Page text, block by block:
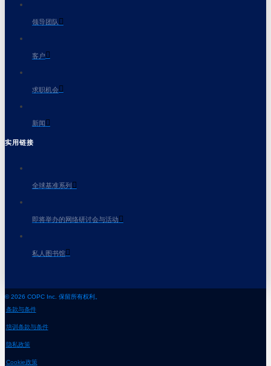
领导团队
客户
求职机会
新闻
实用链接
全球基准系列
即将举办的网络研讨会与活动
私人图书馆
© 2026 COPC Inc. 保留所有权利。
条款与条件
培训条款与条件
隐私政策
Cookie政策